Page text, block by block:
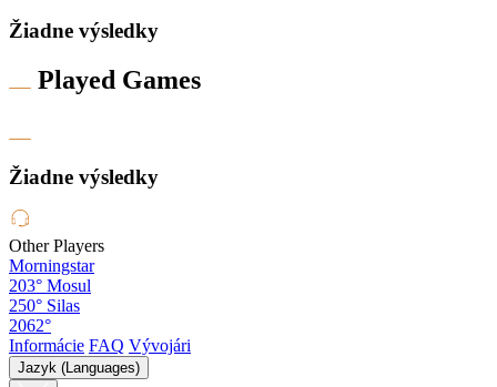
Žiadne výsledky
Played Games
Žiadne výsledky
Other Players
Morningstar
203° Mosul
250° Silas
2062°
Informácie FAQ Vývojári
Jazyk (Languages)